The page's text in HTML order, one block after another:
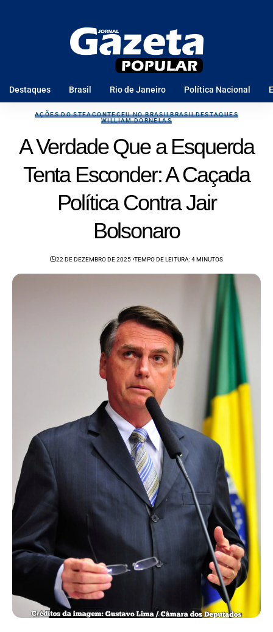
Destaques Brasil Rio de Janeiro Política Nacional
AÇÕES DO STFACONTECEU NO BRASILBRASILDESTAQUES
WILLIAM DORNELAS
A Verdade Que a Esquerda
Tenta Esconder: A Caçada
Política Contra Jair
Bolsonaro
22 DE DEZEMBRO DE 2025 TEMPO DE LEITURA: 4 MINUTOS